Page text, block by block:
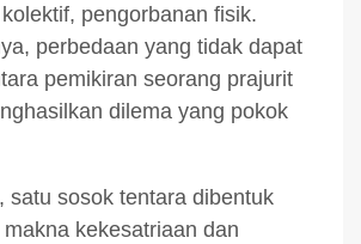
pengorbanan fisik.
perbedaan yang tidak dapat
pemikiran seorang prajurit
dilema yang pokok
satu sosok tentara dibentuk
kekesatriaan dan